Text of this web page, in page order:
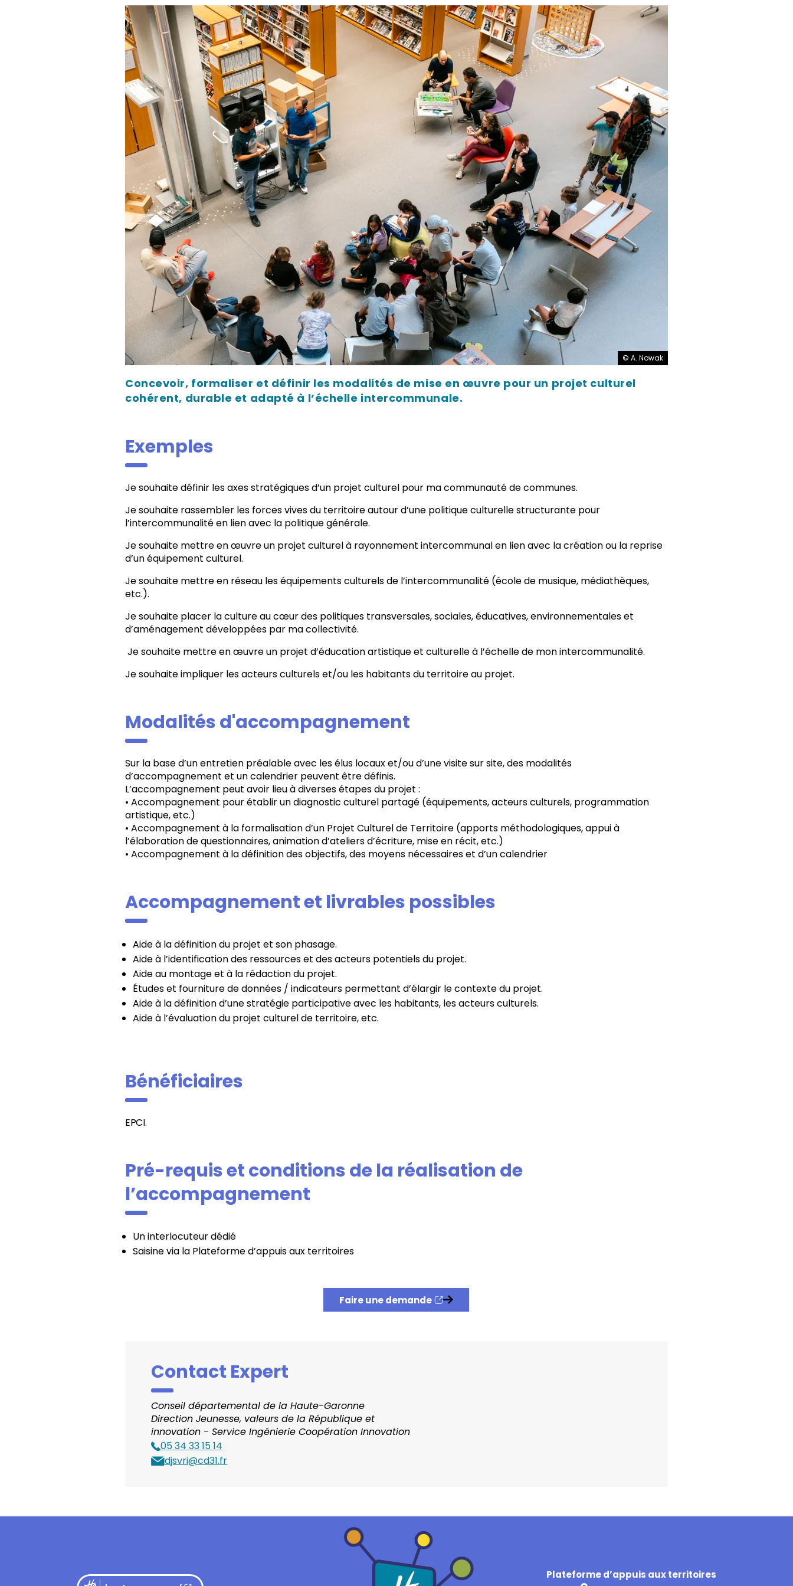
© A. Nowak
Concevoir, formaliser et définir les modalités de mise en œuvre pour un projet culturel
cohérent, durable et adapté à l’échelle intercommunale.
Exemples
Je souhaite définir les axes stratégiques d’un projet culturel pour ma communauté de communes.
Je souhaite rassembler les forces vives du territoire autour d’une politique culturelle structurante pour
l’intercommunalité en lien avec la politique générale.
Je souhaite mettre en œuvre un projet culturel à rayonnement intercommunal en lien avec la création ou la reprise
d’un équipement culturel.
Je souhaite mettre en réseau les équipements culturels de l’intercommunalité (école de musique, médiathèques,
etc.).
Je souhaite placer la culture au cœur des politiques transversales, sociales, éducatives, environnementales et
d’aménagement développées par ma collectivité.
Je souhaite mettre en œuvre un projet d’éducation artistique et culturelle à l’échelle de mon intercommunalité.
Je souhaite impliquer les acteurs culturels et/ou les habitants du territoire au projet.
Modalités d'accompagnement
Sur la base d’un entretien préalable avec les élus locaux et/ou d’une visite sur site, des modalités
d’accompagnement et un calendrier peuvent être définis.
L’accompagnement peut avoir lieu à diverses étapes du projet :
• Accompagnement pour établir un diagnostic culturel partagé (équipements, acteurs culturels, programmation
artistique, etc.)
• Accompagnement à la formalisation d’un Projet Culturel de Territoire (apports méthodologiques, appui à
l’élaboration de questionnaires, animation d’ateliers d’écriture, mise en récit, etc.)
• Accompagnement à la définition des objectifs, des moyens nécessaires et d’un calendrier
Accompagnement et livrables possibles
Aide à la définition du projet et son phasage.
Aide à l’identification des ressources et des acteurs potentiels du projet.
Aide au montage et à la rédaction du projet.
Études et fourniture de données / indicateurs permettant d’élargir le contexte du projet.
Aide à la définition d’une stratégie participative avec les habitants, les acteurs culturels.
Aide à l’évaluation du projet culturel de territoire, etc.
Bénéficiaires
EPCI.
Pré-requis et conditions de la réalisation de
l’accompagnement
Un interlocuteur dédié
Saisine via la Plateforme d’appuis aux territoires
Faire une demandeNouvelle fenêtre
Contact Expert
Conseil départemental de la Haute-Garonne
Direction Jeunesse, valeurs de la République et
innovation - Service Ingénierie Coopération Innovation
Téléphone
05 34 33 15 14
djsvri@cd31.fr
Plateforme d’appuis aux territoires